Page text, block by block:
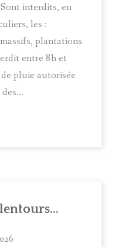
interdits, en
les :
plantations
entre 8h et
pluie autorisée